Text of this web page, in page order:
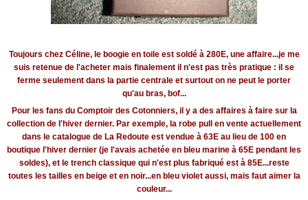
Toujours chez Céline, le boogie en toile est soldé à 280E, une affaire...je me
suis retenue de l'acheter mais finalement il n'est pas très pratique : il se
ferme seulement dans la partie centrale et surtout on ne peut le porter
qu'au bras, bof...
Pour les fans du Comptoir des Cotonniers, il y a des affaires à faire sur la
collection de l'hiver dernier. Par exemple, la robe pull en vente actuellement
dans le catalogue de La Redoute est vendue à 63E au lieu de 100 en
boutique l'hiver dernier (je l'avais achetée en bleu marine à 65E pendant les
soldes), et le trench classique qui n'est plus fabriqué est à 85E...reste
toutes les tailles en beige et en noir...en bleu violet aussi, mais faut aimer la
couleur...